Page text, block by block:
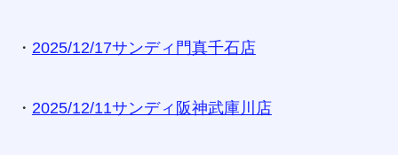
・ 2025/12/17サンディ門真千石店
・ 2025/12/11サンディ阪神武庫川店